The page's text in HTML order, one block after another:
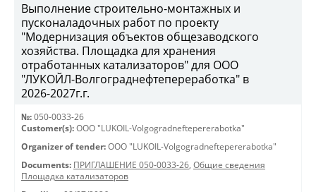
Выполнение строительно-монтажных и
пусконаладочных работ по проекту
"Модернизация объектов общезаводского
хозяйства. Площадка для хранения
отработанных катализаторов" для ООО
"ЛУКОЙЛ-Волгограднефтепереработка" в
2026-2027г.г.
№: 050-0033-26
Customer(s): OOO "LUKOIL-Volgogradneftepererabotka"
Organizer of tender: OOO "LUKOIL-Volgogradneftepererabotka"
Documents: ПРИГЛАШЕНИЕ 050-0033-26, Общие сведения
Площадка катализаторов